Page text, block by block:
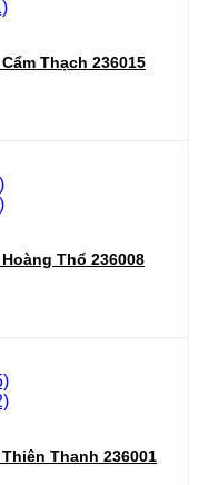
Thạch 236015
Thổ 236008
Thanh 236001